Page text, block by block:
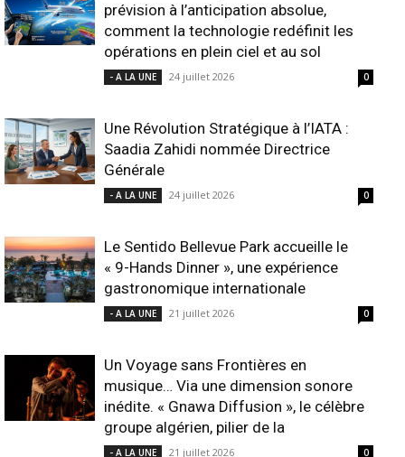
prévision à l’anticipation absolue,
comment la technologie redéfinit les
opérations en plein ciel et au sol
- A LA UNE 24 juillet 2026 0
Une Révolution Stratégique à l’IATA :
Saadia Zahidi nommée Directrice
Générale
- A LA UNE 24 juillet 2026 0
Le Sentido Bellevue Park accueille le
« 9-Hands Dinner », une expérience
gastronomique internationale
- A LA UNE 21 juillet 2026 0
Un Voyage sans Frontières en
musique… Via une dimension sonore
inédite. « Gnawa Diffusion », le célèbre
groupe algérien, pilier de la
- A LA UNE 21 juillet 2026 0